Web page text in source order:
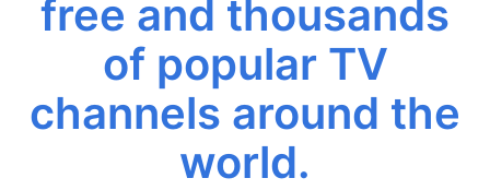
free and thousands
of popular TV
channels around the
world.